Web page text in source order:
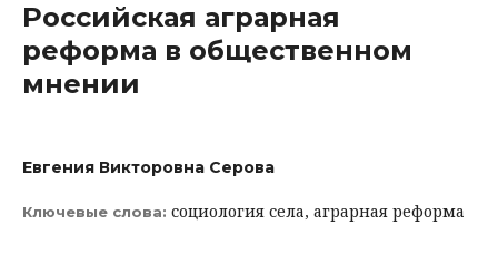
Российская аграрная
реформа в общественном
мнении
Евгения Викторовна Серова
Ключевые слова: социология села, аграрная реформа